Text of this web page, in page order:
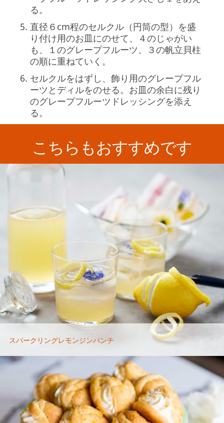
る。
直径６cm程のセルクル（円筒の型）を盛
り付け用のお皿にのせて、４のじゃがい
も、１のグレープフルーツ、３の帆立貝柱
の順に重ねていく。
セルクルをはずし、飾り用のグレープフル
ーツとディルをのせる。お皿の余白に残り
のグレープフルーツドレッシングを添え
る。
こちらもおすすめです
スパークリングレモンジンパンチ